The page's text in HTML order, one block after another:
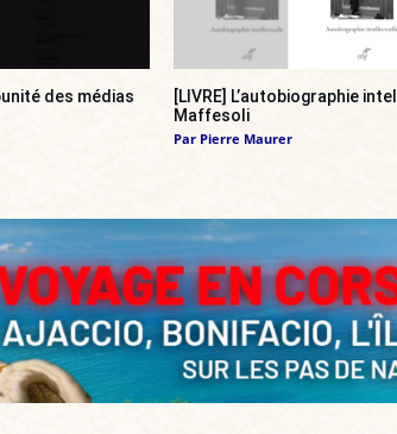
des médias
[LIVRE] L’autobiographie
Maffesoli
Par Pierre Maurer